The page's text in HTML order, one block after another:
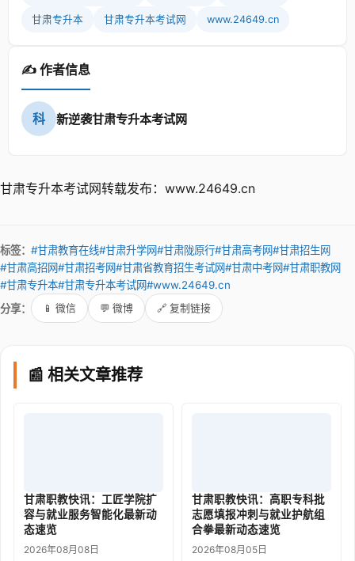
甘肃专升本 甘肃专升本考试网 www.24649.cn
✍️ 作者信息
科 新逆袭甘肃专升本考试网
甘肃专升本考试网转载发布：www.24649.cn
标签： #甘肃教育在线#甘肃升学网#甘肃陇原行#甘肃高考网#甘肃招生网
#甘肃高招网#甘肃招考网#甘肃省教育招生考试网#甘肃中考网#甘肃职教网
#甘肃专升本#甘肃专升本考试网#www.24649.cn
分享：
📱 微信 💬 微博 🔗 复制链接
📰 相关文章推荐
甘肃职教快讯：工匠学院扩
容与就业服务智能化最新动
态速览
2026年08月08日
甘肃职教快讯：高职专科批
志愿填报冲刺与就业护航组
合拳最新动态速览
2026年08月05日